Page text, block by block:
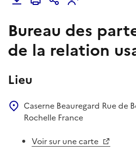
Bureau des
de la relation
Lieu
Caserne Beauregard Rue de
Rochelle France
Voir sur une carte